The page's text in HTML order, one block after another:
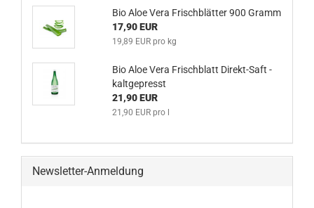
Bio Aloe Vera Frischblätter 900 Gramm
17,90 EUR
19,89 EUR pro kg
Bio Aloe Vera Frischblatt Direkt-Saft -
kaltgepresst
21,90 EUR
21,90 EUR pro l
Newsletter-Anmeldung